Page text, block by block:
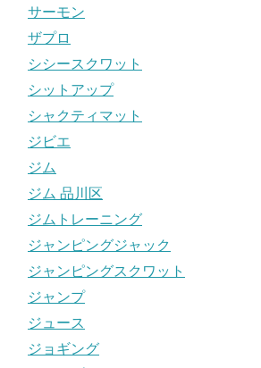
サーモン
ザプロ
シシースクワット
シットアップ
シャクティマット
ジビエ
ジム
ジム 品川区
ジムトレーニング
ジャンピングジャック
ジャンピングスクワット
ジャンプ
ジュース
ジョギング